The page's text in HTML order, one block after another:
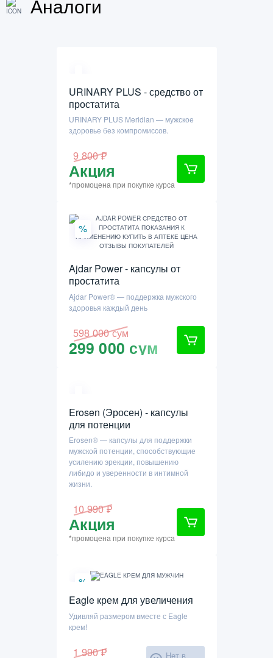
Аналоги
URINARY PLUS - средство от
простатита
URINARY PLUS Meridian — мужское
здоровье без компромиссов.
9 800 ₽
Акция
*промоцена при покупке курса
%
Ajdar Power - капсулы от
простатита
Ajdar Power® — поддержка мужского
здоровья каждый день
598 000 сум
299 000 сум
Erosen (Эросен) - капсулы
для потенции
Erosen® — капсулы для поддержки
мужской потенции, способствующие
усилению эрекции, повышению
либидо и уверенности в интимной
жизни.
10 990 ₽
Акция
*промоцена при покупке курса
%
Eagle крем для увеличения
Удивляй размером вместе с Eagle
крем!
1 990 ₽ Нет в